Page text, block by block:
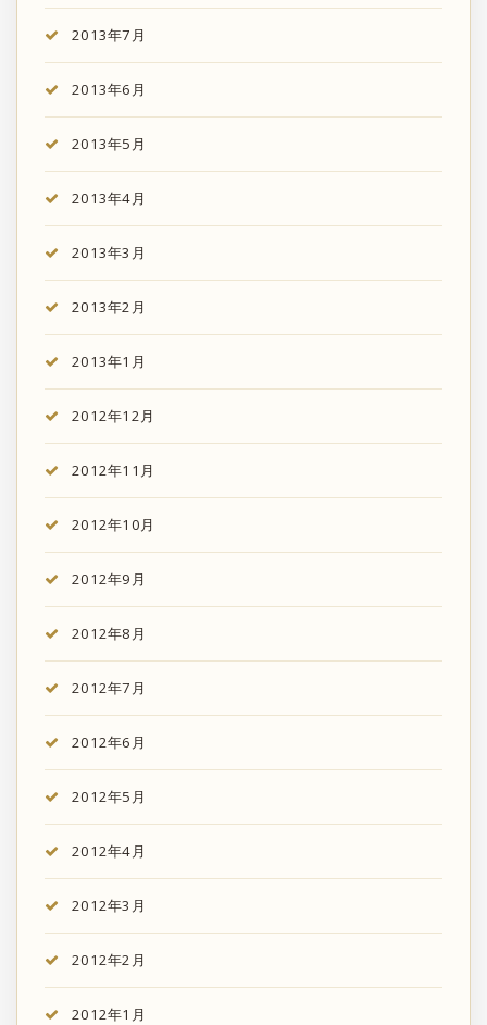
2013年7月
2013年6月
2013年5月
2013年4月
2013年3月
2013年2月
2013年1月
2012年12月
2012年11月
2012年10月
2012年9月
2012年8月
2012年7月
2012年6月
2012年5月
2012年4月
2012年3月
2012年2月
2012年1月